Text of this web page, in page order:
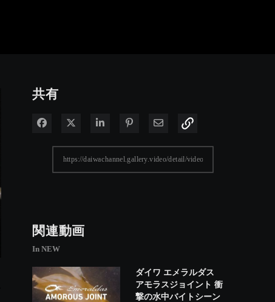
共有
Facebook で共有
Xで共有する
LinkedIn で共有
Pinterest に投稿電子メールで共有
関連動画
In NEW
ダイワ エメラルダス
アモラスジョイント 衝
撃の水中バイトシーン